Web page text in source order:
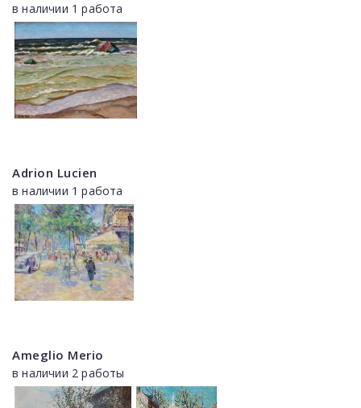
в наличии 1 работа
Adrion Lucien
в наличии 1 работа
Ameglio Merio
в наличии 2 работы